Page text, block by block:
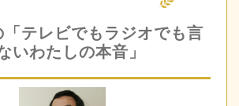
テレビでもラジオでも言
いわたしの本音」